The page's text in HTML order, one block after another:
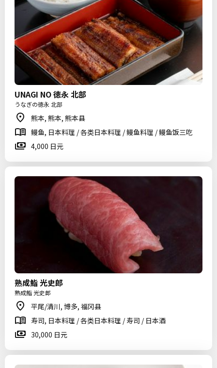
UNAGI NO 徳永 北部
うなぎの徳永 北部
熊本, 熊本, 熊本县
鳗鱼, 日本料理 / 各类日本料理 / 鳗鱼料理 / 鳗鱼饭三吃
4,000 日元
熟成鮨 光史郎
熟成鮨 光史郎
平尾/清川, 博多, 福冈县
寿司, 日本料理 / 各类日本料理 / 寿司 / 日本酒
30,000 日元